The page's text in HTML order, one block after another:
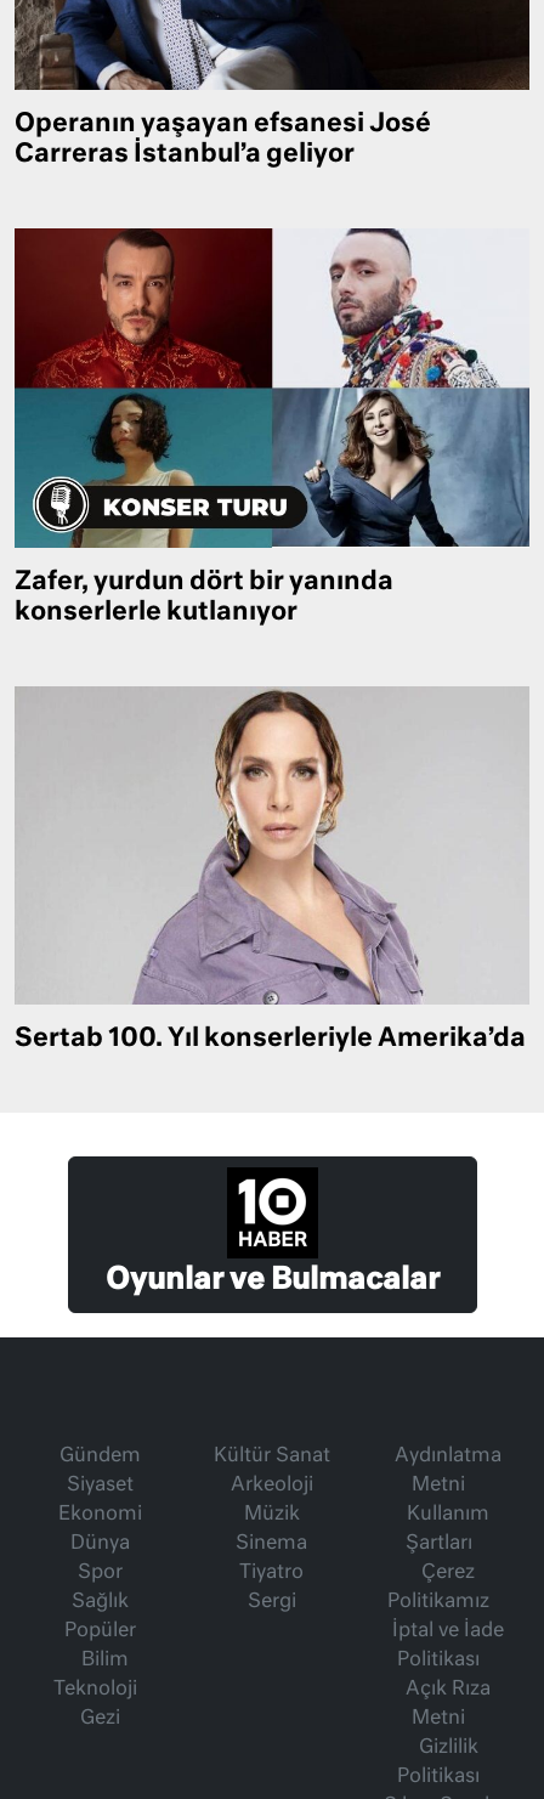
Operanın yaşayan efsanesi José
Carreras İstanbul’a geliyor
Zafer, yurdun dört bir yanında
konserlerle kutlanıyor
Sertab 100. Yıl konserleriyle Amerika’da
Oyunlar ve Bulmacalar
Gündem
Siyaset
Ekonomi
Dünya
Spor
Sağlık
Popüler
Bilim
Teknoloji
Gezi
Kültür Sanat
Arkeoloji
Müzik
Sinema
Tiyatro
Sergi
Aydınlatma
Metni
Kullanım
Şartları
Çerez
Politikamız
İptal ve İade
Politikası
Açık Rıza
Metni
Gizlilik
Politikası